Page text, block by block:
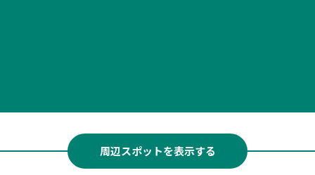
周辺スポットを表示する